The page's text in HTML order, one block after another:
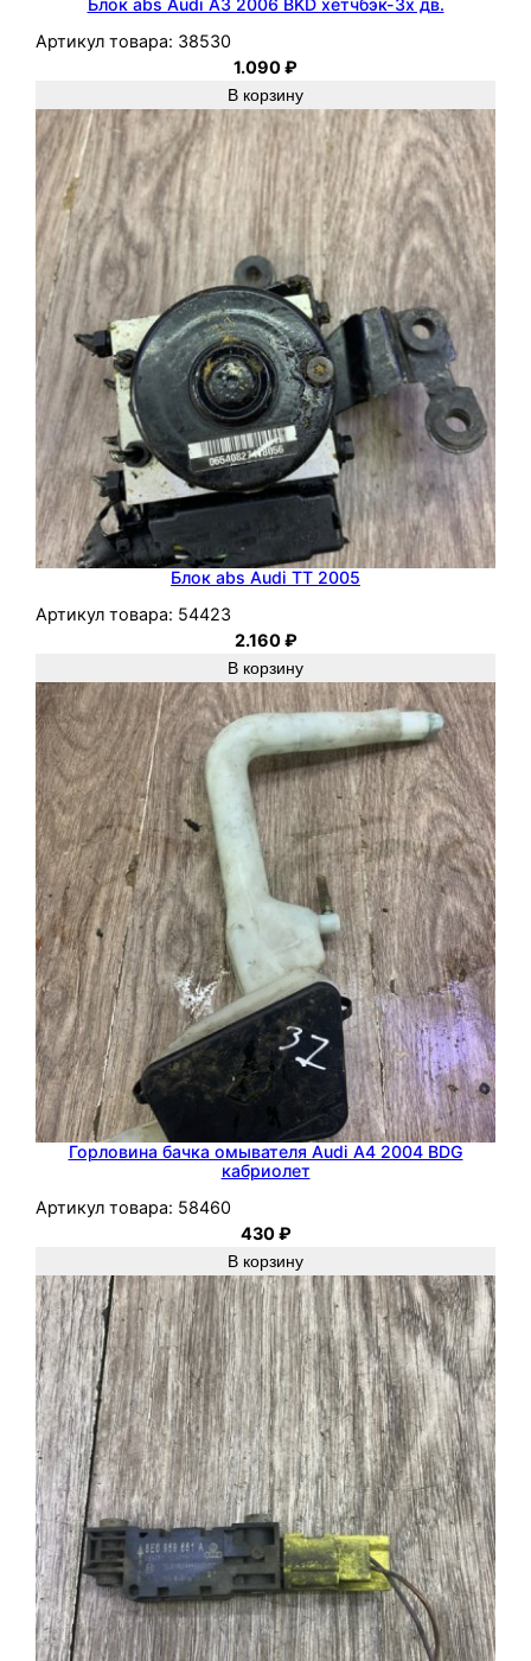
Блок abs Audi A3 2006 BKD хетчбэк-3х дв.
Артикул товара: 38530
1.090₽
В корзину
Блок abs Audi TT 2005
Артикул товара: 54423
2.160₽
В корзину
Горловина бачка омывателя Audi A4 2004 BDG
кабриолет
Артикул товара: 58460
430₽
В корзину